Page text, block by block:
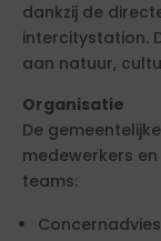
dankzij de
intercitystation.
aan natuur,
Organisatie
De
medewerkers
teams: